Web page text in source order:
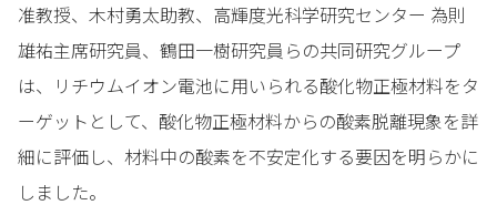
准教授、木村勇太助教、高輝度光科学研究センター 為則
雄祐主席研究員、鶴田一樹研究員らの共同研究グループ
は、リチウムイオン電池に用いられる酸化物正極材料をタ
ーゲットとして、酸化物正極材料からの酸素脱離現象を詳
細に評価し、材料中の酸素を不安定化する要因を明らかに
しました。